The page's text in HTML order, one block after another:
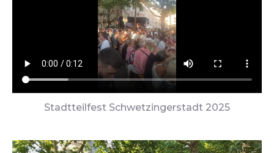
Stadtteilfest Schwetzingerstadt 2025